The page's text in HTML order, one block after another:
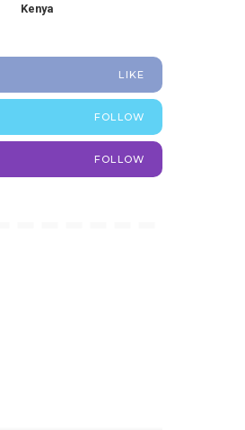
Kenya
LIKE
FOLLOW
FOLLOW